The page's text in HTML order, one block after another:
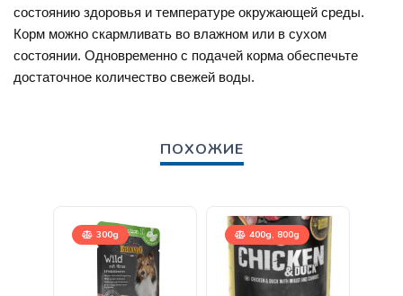
состоянию здоровья и температуре окружающей среды.
Корм можно скармливать во влажном или в сухом
состоянии. Одновременно с подачей корма обеспечьте
достаточное количество свежей воды.
ПОХОЖИЕ
300g 400g, 800g